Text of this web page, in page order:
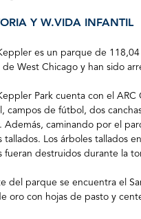
Y W.VIDA INFANTIL
es un parque de
de West Chicago y han sido
Park cuenta con el
campos de fútbol, dos
Además, caminando por el
tallados. Los árboles tallados
fueran destruidos durante la
del parque se encuentra el
oro con hojas de pasto y